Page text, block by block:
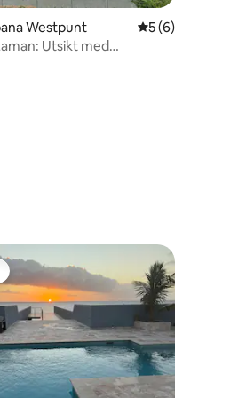
Westpunt 5 av 5 i
5 (6)
Utsikt med